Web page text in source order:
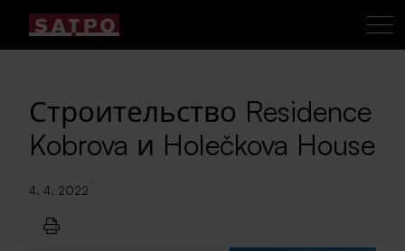
Строительство Residence
Kobrova и Holečkova House
4. 4. 2022